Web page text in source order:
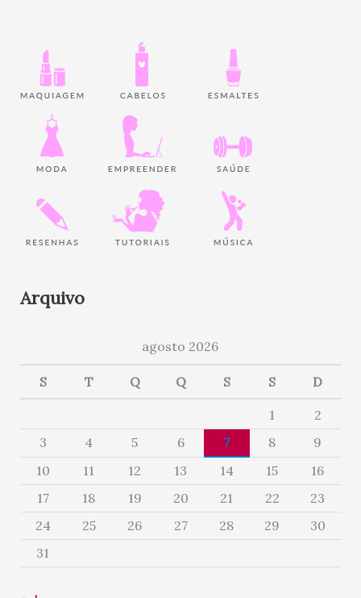
Arquivo
agosto 2026
S T Q Q S S D
1
2
3
4 5 6 7 8
9
10
11 12 13 14 15
16
17
18 19 20 21 22
23
24
25 26 27 28 29
30
31